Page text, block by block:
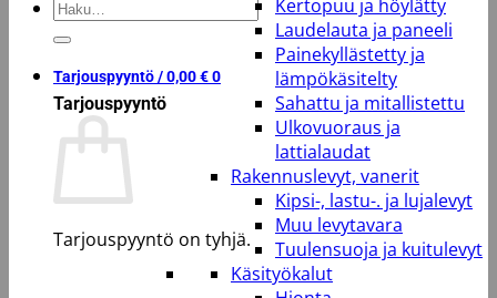
Etsi:
Tarjouspyyntö /0,00€0
Tarjouspyyntö
Tarjouspyyntö on tyhjä.
Kertopuu ja höylätty
Laudelauta ja paneeli
Painekyllästetty ja
lämpökäsitelty
Sahattu ja mitallistettu
Ulkovuoraus ja
lattialaudat
Rakennuslevyt, vanerit
Kipsi-, lastu-. ja lujalevyt
Muu levytavara
Tuulensuoja ja kuitulevyt
Käsityökalut